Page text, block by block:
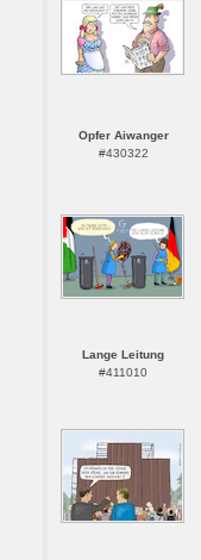
Opfer Aiwanger
#430322
Lange Leitung
#411010